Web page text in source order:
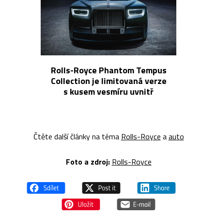
Rolls-Royce Phantom Tempus
Collection je limitovaná verze
s kusem vesmíru uvnitř
Čtěte další články na téma Rolls-Royce aauto
Foto a zdroj: Rolls-Royce